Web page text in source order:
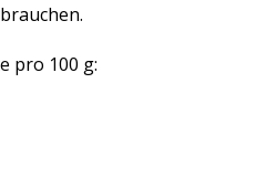
pro 100 g: